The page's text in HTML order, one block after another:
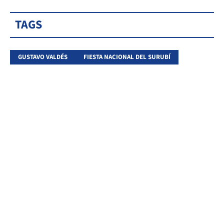
TAGS
GUSTAVO VALDÉS FIESTA NACIONAL DEL SURUBÍ